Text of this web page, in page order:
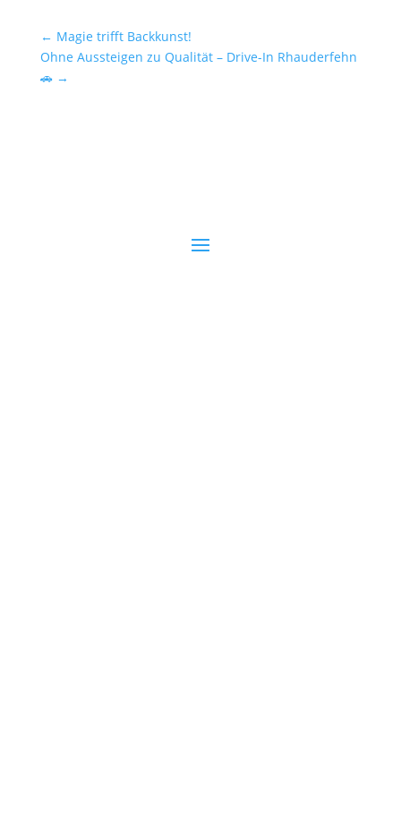
← Magie trifft Backkunst!
Ohne Aussteigen zu Qualität – Drive-In Rhauderfehn
🚗→